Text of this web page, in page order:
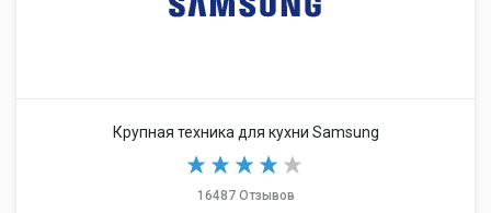
Крупная техника для кухни Samsung
16487 Отзывов